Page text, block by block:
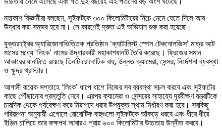
মহাকাশ বিজ্ঞানীরা বলছেন, সুইফটকে ৩০০ কিলোমিটারের নিচে নেমে যেতে দিলে আর
উদ্ধার করা সম্ভব হবে না। সে কারণেই দ্রুত এই অভিযান শুরু করা হয়েছে।
যুক্তরাষ্ট্রের অ্যারিজোনাভিত্তিক প্রতিষ্ঠান ‘ক্যাটালিস্ট স্পেস টেকনোলজিস’ মাত্র আট
মাসের মধ্যে ‘লিংক’ নামের উদ্ধারকারী মহাকাশযানটি তৈরি করেছে। ফ্রিজের সমান
আকারের যানটিতে রয়েছে তিনটি রোবোটিক বাহু, উন্নত ক্যামেরা, সেন্সর, নির্দেশনা ব্যবস্থা
ও ক্ষুদ্র থ্রাস্টার।
আগামী কয়েক সপ্তাহে ‘লিংক’ ধাপে ধাপে নিজের সব ব্যবস্থা সচল করবে এবং সুইফটের
কাছে পৌঁছানোর প্রস্তুতি নেবে। এরপর ক্যামেরা ও সেন্সরের সাহায্যে দূরবীক্ষণ যন্ত্রটিকে
চারদিক থেকে পর্যবেক্ষণ করে নিরাপদে ধরার উপযুক্ত স্থান নির্ধারণ করা হবে। সবকিছু
পরিকল্পনা অনুযায়ী এগোলে রোবোটিক বাহুগুলো সুইফটকে আঁকড়ে ধরবে এবং ধীরে ধীরে
ইঞ্জিন চালিয়ে তার কক্ষপথ আবারও প্রায় ৬০০ কিলোমিটার উচ্চতায় উন্নীত করবে।